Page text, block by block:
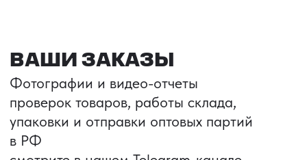
Портативные колонки
Условия: Тираж 3100 шт.
Колонка с шнуром
зарядным, без коробки
и ложемента (эвы).
Складная зарядка
Условия: Тираж 5900 шт.
Магнитная зарядка 3в1.
Комплект: устройство +
провод Type C.